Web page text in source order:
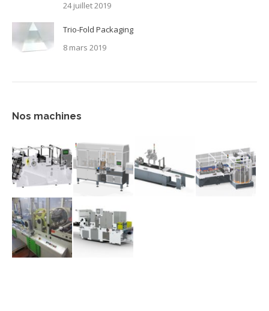
24 juillet 2019
Trio-Fold Packaging
8 mars 2019
Nos machines